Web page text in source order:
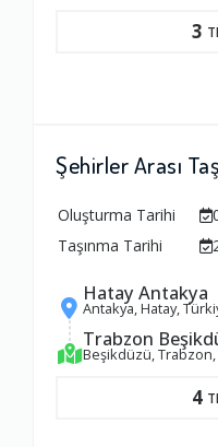
3
Şehirler Arası
Oluşturma Tarihi
Taşınma Tarihi
Hatay Antakya
Antakya, Hatay,
Trabzon
Beşikdüzü,
4